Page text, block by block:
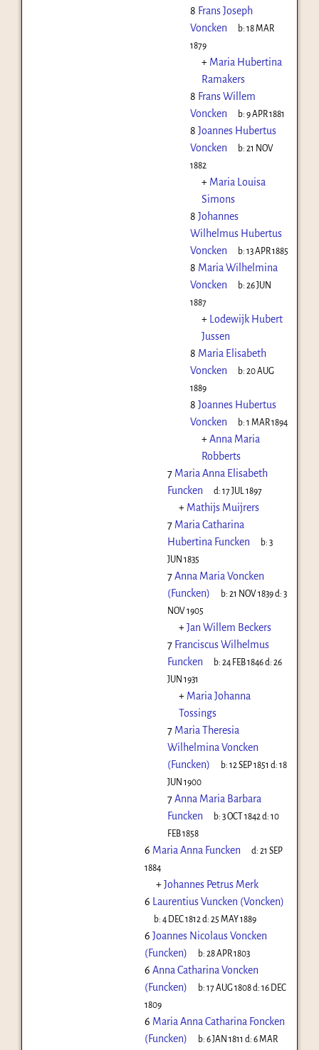
8 Frans Joseph
Voncken
b:18 MAR
1879
+ Maria Hubertina
Ramakers
8 Frans Willem
Voncken
b:9 APR 1881
8 Joannes Hubertus
Voncken
b:21 NOV
1882
+ Maria Louisa
Simons
8 Johannes
Wilhelmus Hubertus
Voncken
b:13 APR 1885
8 Maria Wilhelmina
Voncken
b:26 JUN
1887
+ Lodewijk Hubert
Jussen
8 Maria Elisabeth
Voncken
b:20 AUG
1889
8 Joannes Hubertus
Voncken
b:1 MAR 1894
+Anna Maria
Robberts
7 Maria Anna Elisabeth
Funcken
d:17 JUL 1897
+ Mathijs Muijrers
7 Maria Catharina
Hubertina Funcken
b:3
JUN 1835
7Anna Maria Voncken
(Funcken)
b:21 NOV 1839d:3
NOV 1905
+Jan Willem Beckers
7 Franciscus Wilhelmus
Funcken
b:24 FEB 1846d:26
JUN 1931
+ Maria Johanna
Tossings
7 Maria Theresia
Wilhelmina Voncken
(Funcken)
b:12 SEP 1851 d:18
JUN 1900
7Anna Maria Barbara
Funcken
b:3 OCT 1842 d:10
FEB 1858
6 Maria Anna Funcken d:21 SEP
1884
+Johannes Petrus Merk
6 Laurentius Vuncken (Voncken)
b:4 DEC 1812 d:25 MAY 1889
6 Joannes Nicolaus Voncken
(Funcken)
b:28 APR 1803
6 Anna Catharina Voncken
(Funcken)
b:17 AUG 1808d:16 DEC
1809
6 Maria Anna Catharina Foncken
(Funcken)
b:6 JAN 1811 d:6 MAR